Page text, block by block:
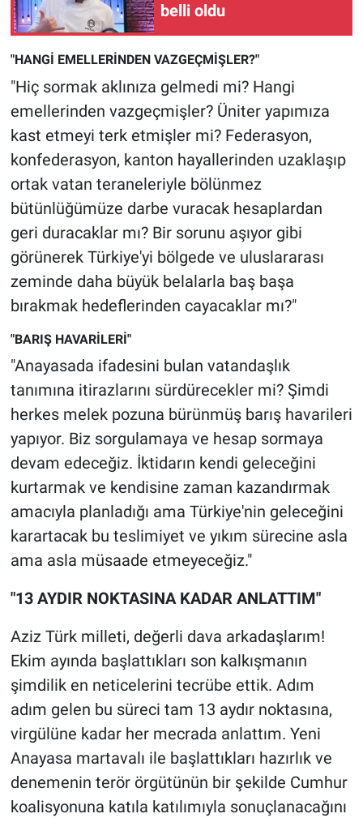
belli oldu
"HANGİ EMELLERİNDEN VAZGEÇMİŞLER?"
"Hiç sormak aklınıza gelmedi mi? Hangi
emellerinden vazgeçmişler? Üniter yapımıza
kast etmeyi terk etmişler mi? Federasyon,
konfederasyon, kanton hayallerinden uzaklaşıp
ortak vatan teraneleriyle bölünmez
bütünlüğümüze darbe vuracak hesaplardan
geri duracaklar mı? Bir sorunu aşıyor gibi
görünerek Türkiye'yi bölgede ve uluslararası
zeminde daha büyük belalarla baş başa
bırakmak hedeflerinden cayacaklar mı?"
"BARIŞ HAVARİLERİ"
"Anayasada ifadesini bulan vatandaşlık
tanımına itirazlarını sürdürecekler mi? Şimdi
herkes melek pozuna bürünmüş barış havarileri
yapıyor. Biz sorgulamaya ve hesap sormaya
devam edeceğiz. İktidarın kendi geleceğini
kurtarmak ve kendisine zaman kazandırmak
amacıyla planladığı ama Türkiye'nin geleceğini
karartacak bu teslimiyet ve yıkım sürecine asla
ama asla müsaade etmeyeceğiz."
"13 AYDIR NOKTASINA KADAR ANLATTIM"
Aziz Türk milleti, değerli dava arkadaşlarım!
Ekim ayında başlattıkları son kalkışmanın
şimdilik en neticelerini tecrübe ettik. Adım
adım gelen bu süreci tam 13 aydır noktasına,
virgülüne kadar her mecrada anlattım. Yeni
Anayasa martavalı ile başlattıkları hazırlık ve
denemenin terör örgütünün bir şekilde Cumhur
koalisyonuna katıla katılımıyla sonuçlanacağını